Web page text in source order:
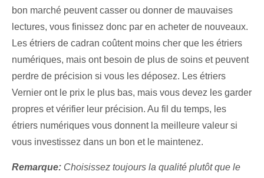
bon marché peuvent casser ou donner de mauvaises
lectures, vous finissez donc par en acheter de nouveaux.
Les étriers de cadran coûtent moins cher que les étriers
numériques, mais ont besoin de plus de soins et peuvent
perdre de précision si vous les déposez. Les étriers
Vernier ont le prix le plus bas, mais vous devez les garder
propres et vérifier leur précision. Au fil du temps, les
étriers numériques vous donnent la meilleure valeur si
vous investissez dans un bon et le maintenez.
Remarque: Choisissez toujours la qualité plutôt que le